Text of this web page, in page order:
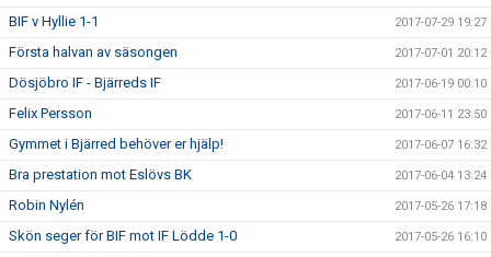
BIF v Hyllie 1-1 2017-07-29 19:27
Första halvan av säsongen 2017-07-01 20:12
Dösjöbro IF - Bjärreds IF 2017-06-19 00:10
Felix Persson 2017-06-11 23:50
Gymmet i Bjärred behöver er hjälp! 2017-06-07 16:32
Bra prestation mot Eslövs BK 2017-06-04 13:24
Robin Nylén 2017-05-26 17:18
Skön seger för BIF mot IF Lödde 1-0 2017-05-26 16:10